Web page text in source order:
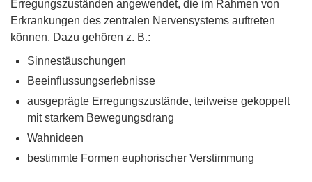
Erregungszuständen angewendet, die im Rahmen von
Erkrankungen des zentralen Nervensystems auftreten
können. Dazu gehören z. B.:
Sinnestäuschungen
Beeinflussungserlebnisse
ausgeprägte Erregungszustände, teilweise gekoppelt
mit starkem Bewegungsdrang
Wahnideen
bestimmte Formen euphorischer Verstimmung